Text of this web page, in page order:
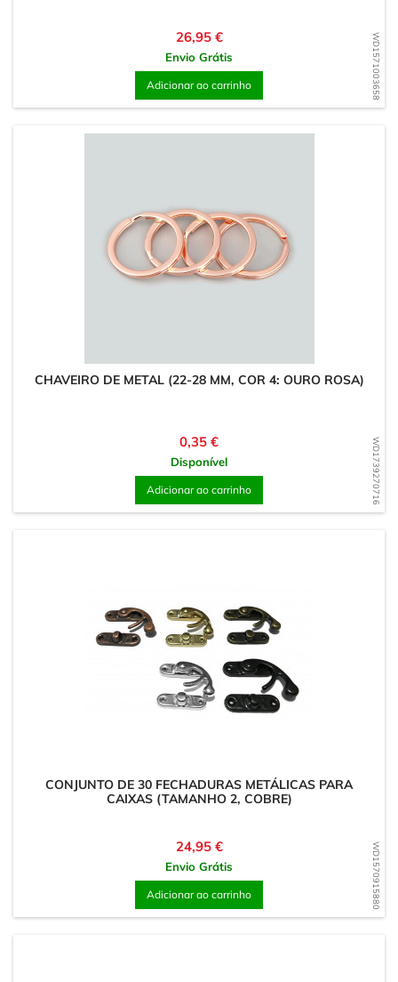
WD1571003658
Preço
26,95 €
Envio Grátis
Adicionar ao carrinho
WD1739270716
CHAVEIRO DE METAL (22-28 MM, COR 4: OURO ROSA)
Preço
0,35 €
Disponível
Adicionar ao carrinho
WD1570915880
CONJUNTO DE 30 FECHADURAS METÁLICAS PARA
CAIXAS (TAMANHO 2, COBRE)
Preço
24,95 €
Envio Grátis
Adicionar ao carrinho